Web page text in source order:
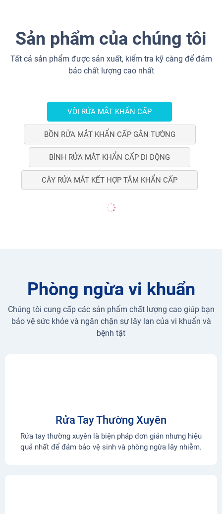
Sản phẩm của chúng tôi
Tất cả sản phẩm được sản xuất, kiểm tra kỹ càng để đảm
bảo chất lượng cao nhất
VÒI RỬA MẮT KHẨN CẤP
BỒN RỬA MẮT KHẨN CẤP GẮN TƯỜNG
BÌNH RỬA MẮT KHẨN CẤP DI ĐỘNG
CÂY RỬA MẮT KẾT HỢP TẮM KHẨN CẤP
Phòng ngừa vi khuẩn
Chúng tôi cung cấp các sản phẩm chất lượng cao giúp bạn
bảo vệ sức khỏe và ngăn chặn sự lây lan của vi khuẩn và
bệnh tật
Rửa Tay Thường Xuyên
Rửa tay thường xuyên là biện pháp đơn giản nhưng hiệu
quả nhất để đảm bảo vệ sinh và phòng ngừa lây nhiễm.